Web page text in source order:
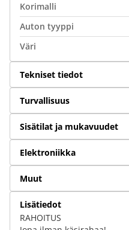
Korimalli
Auton tyyppi
Väri
Tekniset tiedot
Turvallisuus
Sisätilat ja mukavuudet
Elektroniikka
Muut
Lisätiedot
RAHOITUS